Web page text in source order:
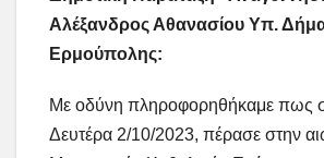
Αλέξανδρος Αθανασίου Υπ.
Ερμούπολης:
Με οδύνη πληροφορηθήκαμε πως
Δευτέρα 2/10/2023, πέρασε στην